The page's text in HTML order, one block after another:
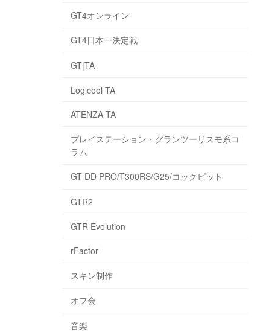
GT4オンライン
GT4日本一決定戦
GT|TA
Logicool TA
ATENZA TA
プレイステーション・グランツーリスモ系コ
ラム
GT DD PRO/T300RS/G25/コックピット
GTR2
GTR Evolution
rFactor
スキン制作
オフ会
音楽